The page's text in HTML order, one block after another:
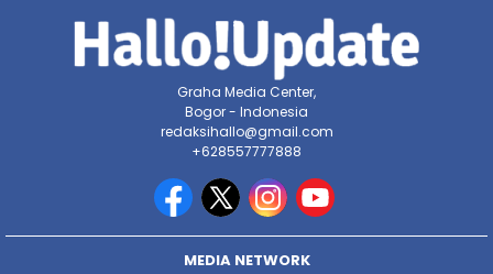
Graha Media Center,
Bogor - Indonesia
redaksihallo@gmail.com
+628557777888
MEDIA NETWORK